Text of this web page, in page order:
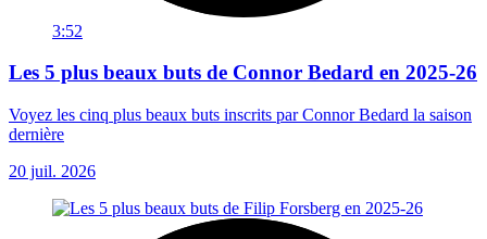
3:52
Les 5 plus beaux buts de Connor Bedard en 2025-26
Voyez les cinq plus beaux buts inscrits par Connor Bedard la saison
dernière
20 juil. 2026